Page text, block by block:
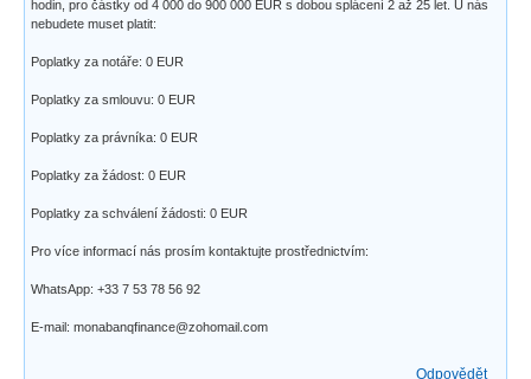
hodin, pro částky od 4 000 do 900 000 EUR s dobou splácení 2 až 25 let. U nás
nebudete muset platit:
Poplatky za notáře: 0 EUR
Poplatky za smlouvu: 0 EUR
Poplatky za právníka: 0 EUR
Poplatky za žádost: 0 EUR
Poplatky za schválení žádosti: 0 EUR
Pro více informací nás prosím kontaktujte prostřednictvím:
WhatsApp: +33 7 53 78 56 92
E-mail: monabanqfinance@zohomail.com
Odpovědět